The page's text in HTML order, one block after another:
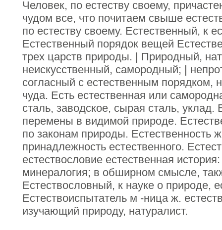
Человек, по естеству своему,
чудом все, что почитаем свыше
по естеству своему. Естественный, к
Естественный порядок вещей
трех царств природы. | Природный,
неискусственный, самородный; |
согласный с естественным порядком,
чуда. Есть естественная или
сталь, заводское, сырая сталь, уклад.
перемены в видимой природе.
по законам природы. Естественность
принадлежность естественного.
естествословие естественная
минералогия; в обширном смысле,
Естествословный, к науке о природе,
Естествоиспытатель м -ница ж.
изучающий природу, натуралист.